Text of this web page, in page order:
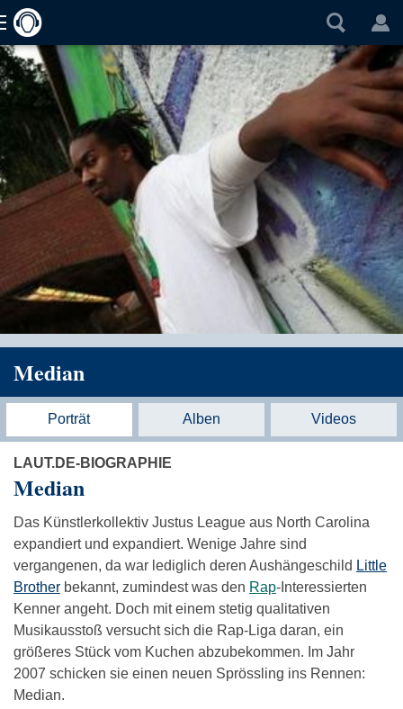
Median
Porträt Alben Videos
LAUT.DE-BIOGRAPHIE
Median
Das Künstlerkollektiv Justus League aus North Carolina
expandiert und expandiert. Wenige Jahre sind
vergangenen, da war lediglich deren Aushängeschild Little
Brother bekannt, zumindest was den Rap-Interessierten
Kenner angeht. Doch mit einem stetig qualitativen
Musikausstoß versucht sich die Rap-Liga daran, ein
größeres Stück vom Kuchen abzubekommen. Im Jahr
2007 schicken sie einen neuen Sprössling ins Rennen:
Median.